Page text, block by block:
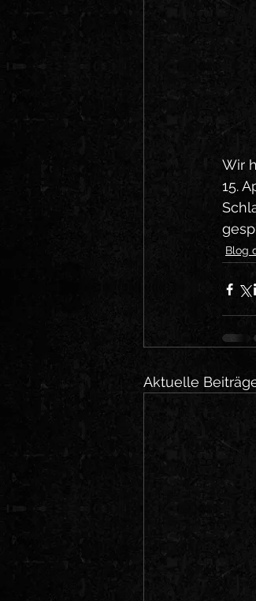
Wir
15.
Blog
Aktuelle